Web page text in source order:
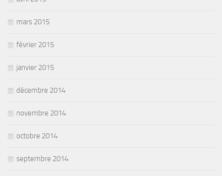
mars 2015
février 2015
janvier 2015
décembre 2014
novembre 2014
octobre 2014
septembre 2014